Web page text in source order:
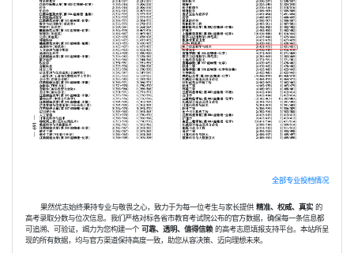
全部专业投档情况
果然优志始终秉持专业与敬畏之心，致力于为每一位考生与家长提供 精准、权威、真实的
高考录取分数与位次信息。我们严格对标各省市教育考试院公布的官方数据，确保每一条信息都
可追溯、可验证，竭力为您构建一个 可靠、透明、值得信赖 的高考志愿填报支持平台。本站所呈
现的所有数据，均与官方渠道保持高度一致，助您从容决策、迈向理想未来。